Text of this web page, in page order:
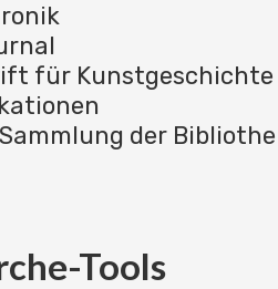
für Kunstgeschichte
der
Tools